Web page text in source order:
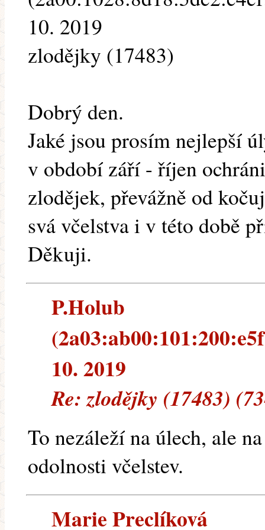
10. 2019
zlodějky (17483)
Dobrý den.
Jaké jsou prosím nejlepší
v období září - říjen
zlodějek, převážně od
svá včelstva i v této době
Děkuji.
P.Holub
10. 2019
Re: zlodějky (17483)
To nezáleží na úlech, ale
odolnosti včelstev.
Marie Preclíková